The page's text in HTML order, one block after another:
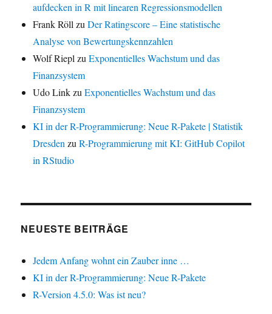
aufdecken in R mit linearen Regressionsmodellen
Frank Röll zuDer Ratingscore – Eine statistische
Analyse von Bewertungskennzahlen
Wolf Riepl zuExponentielles Wachstum und das
Finanzsystem
Udo LinkzuExponentielles Wachstum und das
Finanzsystem
KI in der R-Programmierung: Neue R-Pakete | Statistik
Dresden zuR-Programmierung mit KI: GitHub Copilot
in RStudio
NEUESTE BEITRÄGE
Jedem Anfang wohnt ein Zauber inne …
KI in der R-Programmierung: Neue R-Pakete
R-Version 4.5.0: Was ist neu?